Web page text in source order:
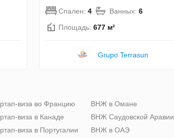
Спален: 4 Ванных: 6
Площадь: 677 м²
Grupo Terrasun
виза во Францию
виза в Канаде
виза в Португалии
ВНЖ в Омане
ВНЖ Саудовской Аравии
ВНЖ в ОАЭ